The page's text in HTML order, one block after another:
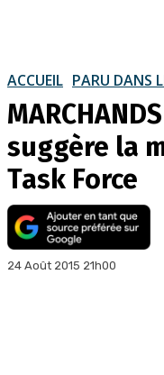
ACCUEIL PARU DANS
suggère la
Task Force
24 Août 2015 21h00